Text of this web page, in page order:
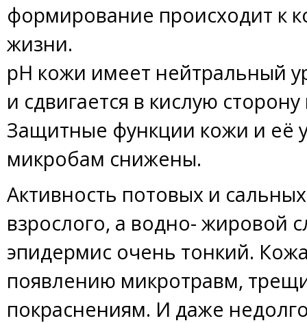
формирование происходит к
жизни.
рН кожи имеет нейтральный
и сдвигается в кислую
Защитные функции кожи и её
микробам снижены.
Активность потовых и
взрослого, а водно- жировой
эпидермис очень тонкий.
появлению микротравм,
покраснениям. И даже